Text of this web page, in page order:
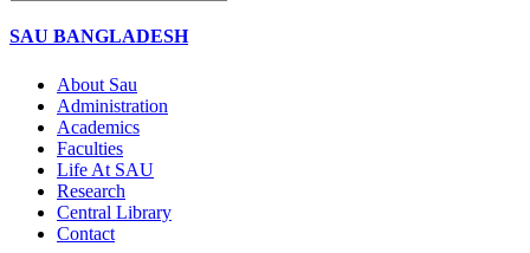
SAU BANGLADESH
About Sau
Administration
Academics
Faculties
Life At SAU
Research
Central Library
Contact